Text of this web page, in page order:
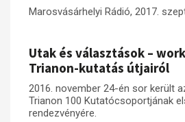
Marosvásárhelyi Rádió, 2017.
Utak és választások –
Trianon-kutatás útjairól
2016. november 24-én sor került
Trianon 100 Kutatócsoportjának
rendezvényére.